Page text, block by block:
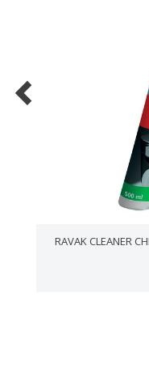
RAVAK CLEANER